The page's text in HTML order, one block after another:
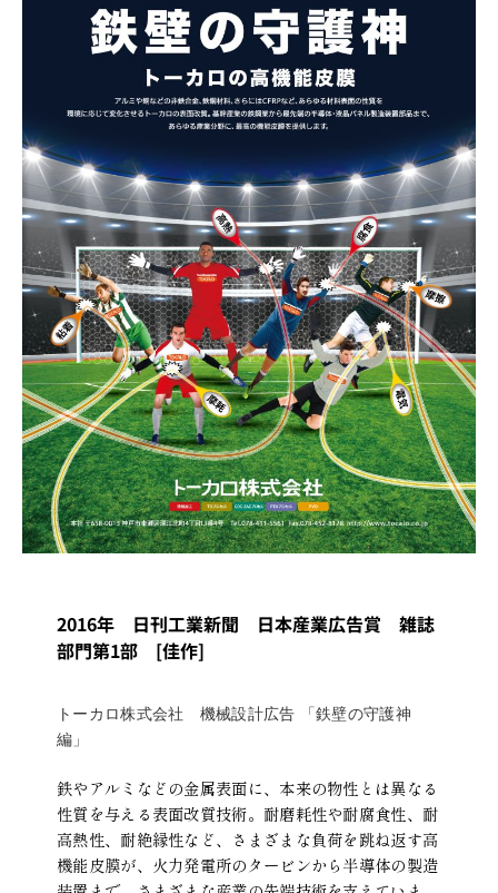
2016年 日刊工業新聞 日本産業広告賞 雑誌
部門第1部 [佳作]
トーカロ株式会社 機械設計広告 「鉄壁の守護神
編」
鉄やアルミなどの金属表面に、本来の物性とは異なる
性質を与える表面改質技術。耐磨耗性や耐腐食性、耐
高熱性、耐絶縁性など、さまざまな負荷を跳ね返す高
機能皮膜が、火力発電所のタービンから半導体の製造